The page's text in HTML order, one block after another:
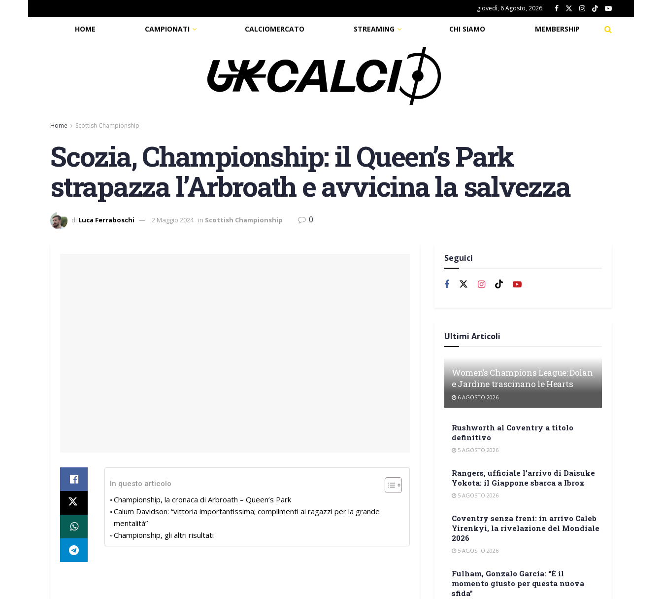
giovedì, 6 Agosto, 2026
HOME CAMPIONATI CALCIOMERCATO STREAMING CHI SIAMO MEMBERSHIP
Home Scottish Championship
Scozia, Championship: il Queen’s Park
strapazza l’Arbroath e avvicina la salvezza
di Luca Ferraboschi 2 Maggio 2024 in Scottish Championship 0
In questo articolo
Championship, la cronaca di Arbroath – Queen’s Park
Calum Davidson: “vittoria importantissima; complimenti ai ragazzi per la grande
mentalità”
Championship, gli altri risultati
Seguici
Ultimi Articoli
Women’s Champions League: Dolan
e Jardine trascinano le Hearts
6 AGOSTO 2026
Rushworth al Coventry a titolo
definitivo
5 AGOSTO 2026
Rangers, ufficiale l’arrivo di Daisuke
Yokota: il Giappone sbarca a Ibrox
5 AGOSTO 2026
Coventry senza freni: in arrivo Caleb
Yirenkyi, la rivelazione del Mondiale
2026
5 AGOSTO 2026
Fulham, Gonzalo Garcia: “È il
momento giusto per questa nuova
sfida”